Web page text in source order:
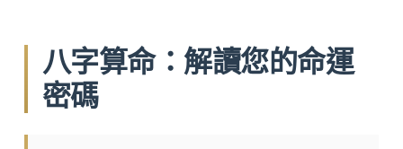
八字算命：解讀您的命運
密碼